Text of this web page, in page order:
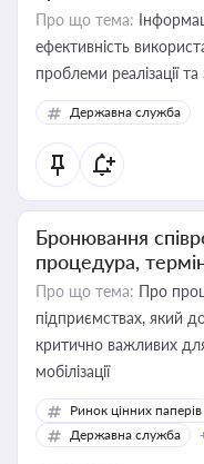
Про що тема:
ефективність
проблеми реалізації
Державна служба
Бронювання
процедура,
Про що тема: Про
підприємствах, який
критично важливих
мобілізації
Ринок цінних паперів
Державна служба